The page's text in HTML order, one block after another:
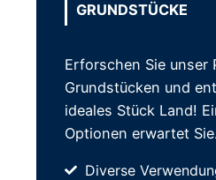
GRUNDSTÜCKE
Erforschen Sie unser
Grundstücken und
ideales Stück Land!
Optionen erwartet
Diverse